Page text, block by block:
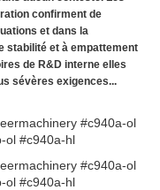
confirment de
et dans la
stabilité et à empattement
de R&D interne elles
sévères exigences...